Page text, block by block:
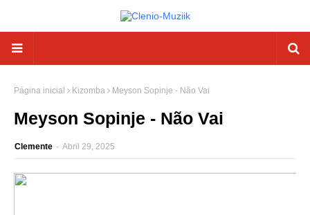
Página inicial Kizomba Meyson Sopinje - Não Vai
Meyson Sopinje - Não Vai
Clemente - Abril 29, 2025